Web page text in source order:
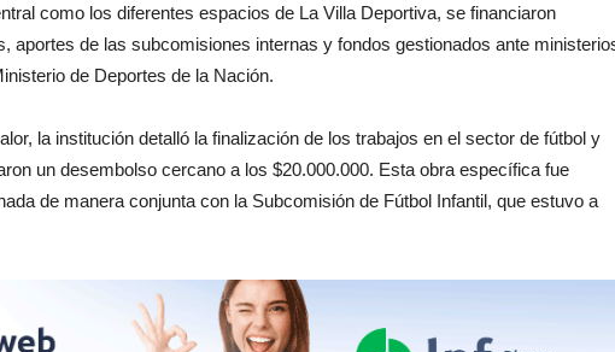
como los diferentes espacios de La Villa Deportiva, se financiaron
aportes de las subcomisiones internas y fondos gestionados ante
de Deportes de la Nación.
la institución detalló la finalización de los trabajos en el sector de fútbol y
un desembolso cercano a los $20.000.000. Esta obra específica fue
de manera conjunta con la Subcomisión de Fútbol Infantil, que estuvo a